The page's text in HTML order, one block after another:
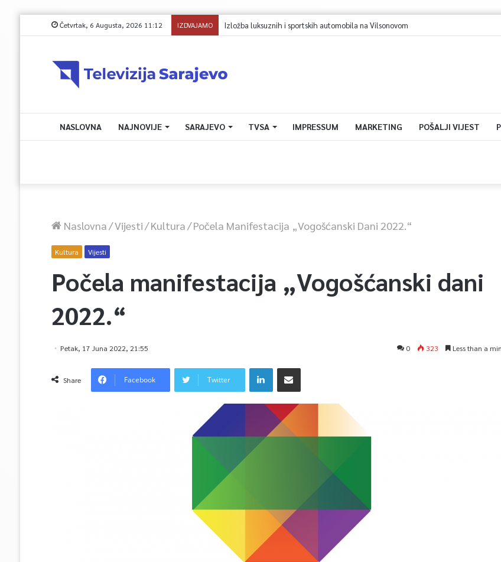
Četvrtak, 6 Augusta, 2026 11:12 IZDVAJAMO Izložba luksuznih i sportskih automobila na Vilsonovom
NASLOVNA NAJNOVIJE SARAJEVO TVSA IMPRESSUM MARKETING POŠALJI VIJEST
Naslovna/Vijesti/Kultura/Počela Manifestacija „Vogošćanski Dani 2022.“
Kultura Vijesti
Počela manifestacija „Vogošćanski dani
2022.“
Petak, 17 Juna 2022, 21:55 0 323 Less than a
Share Facebook Twitter